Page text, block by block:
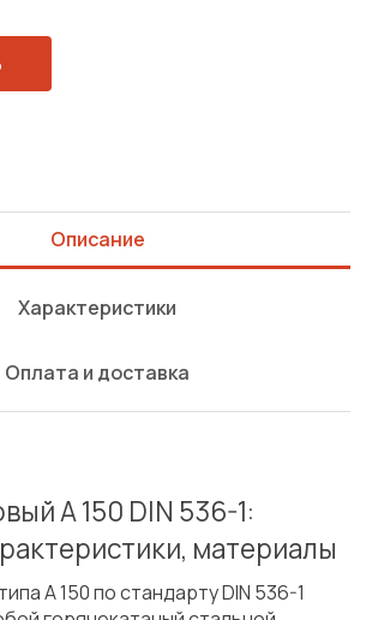
Описание
Характеристики
Оплата и доставка
A 150 DIN 536-1:
материалы
A 150 по стандарту DIN 536-1